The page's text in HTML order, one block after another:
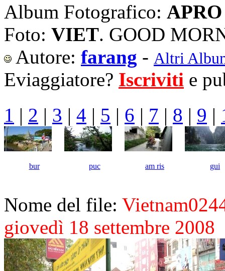
Album Fotografico:
Foto: VIET. GOOD
Autore: farang - Altri
Eviaggiatore? Iscriviti e
1 | 2 | 3 | 4 | 5 | 6 | 7 | 8 | 9 |
bur puc am ris gui
Nome del file:
giovedì 18 settembre 2008